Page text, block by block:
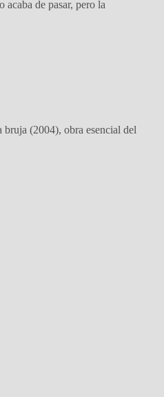
de pasar, pero la
(2004), obra esencial del